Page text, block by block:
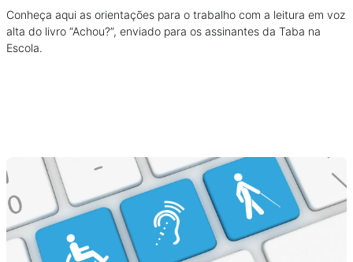
Conheça aqui as orientações para o trabalho com a leitura em voz
alta do livro “Achou?”, enviado para os assinantes da Taba na
Escola.